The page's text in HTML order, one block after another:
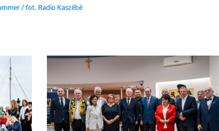
/ fot. Radio Kaszëbë